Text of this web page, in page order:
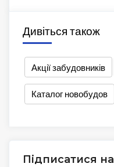
Дивіться також
Акції забудовників
Каталог новобудов
Підписатися